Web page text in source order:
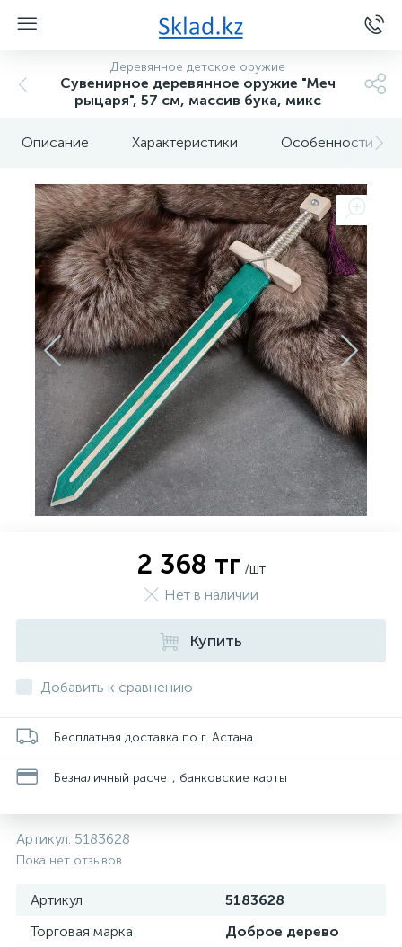
Деревянное детское оружие
Сувенирное деревянное оружие "Меч
рыцаря", 57 см, массив бука, микс
Описание Характеристики Особенности
2 368 тг /шт
Нет в наличии
Купить
Добавить к сравнению
Бесплатная доставка по г. Астана
Безналичный расчет, банковские карты
Артикул: 5183628
Пока нет отзывов
Артикул
5183628
Торговая марка
Доброе дерево